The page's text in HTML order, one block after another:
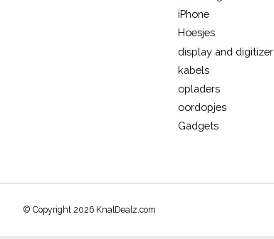
iPhone
Hoesjes
display and digitizer
kabels
opladers
oordopjes
Gadgets
© Copyright 2026 KnalDealz.com